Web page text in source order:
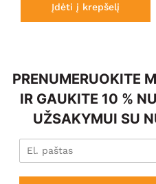
Įdėti į krepšelį
PRENUMERUOKITE
IR GAUKITE 10 %
UŽSAKYMUI SU